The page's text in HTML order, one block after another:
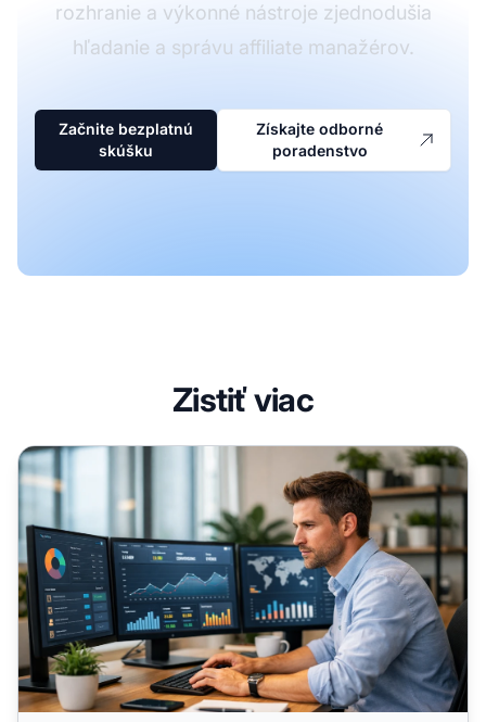
rozhranie a výkonné nástroje zjednodušia
hľadanie a správu affiliate manažérov.
Začnite bezplatnú
skúšku
Získajte odborné
poradenstvo
Zistiť viac
Ako nájsť affiliate manažéra: Kompletný sprievodca